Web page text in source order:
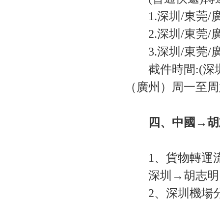
1.深圳/東莞/廣
2.深圳/東莞/廣
3.深圳/東莞/廣
截件時間:(深圳
（廣州）周一至
四、中國→
1、貨物轉運
深圳→胡志明
2、深圳機場